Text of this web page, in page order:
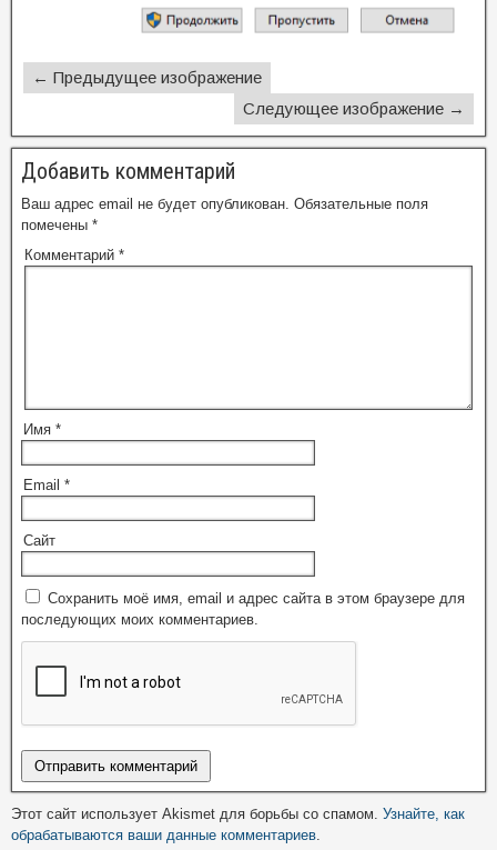
← Предыдущее изображение
Следующее изображение →
Добавить комментарий
Ваш адрес email не будет опубликован. Обязательные поля
помечены *
Комментарий *
Имя *
Email *
Сайт
Сохранить моё имя, email и адрес сайта в этом браузере для
последующих моих комментариев.
Этот сайт использует Akismet для борьбы со спамом. Узнайте, как
обрабатываются ваши данные комментариев